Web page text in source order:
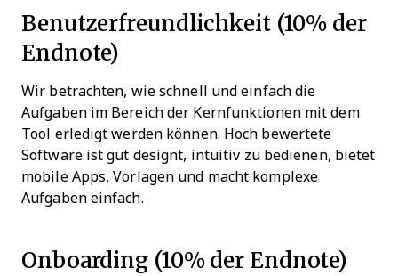
Benutzerfreundlichkeit (10% der
Endnote)
Wir betrachten, wie schnell und einfach die
Aufgaben im Bereich der Kernfunktionen mit dem
Tool erledigt werden können. Hoch bewertete
Software ist gut designt, intuitiv zu bedienen, bietet
mobile Apps, Vorlagen und macht komplexe
Aufgaben einfach.
Onboarding (10% der Endnote)